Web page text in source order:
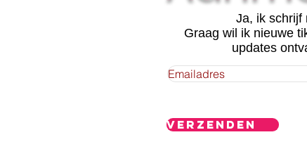
Ja, ik schrijf
Graag wil ik nieuwe
updates
Verzenden